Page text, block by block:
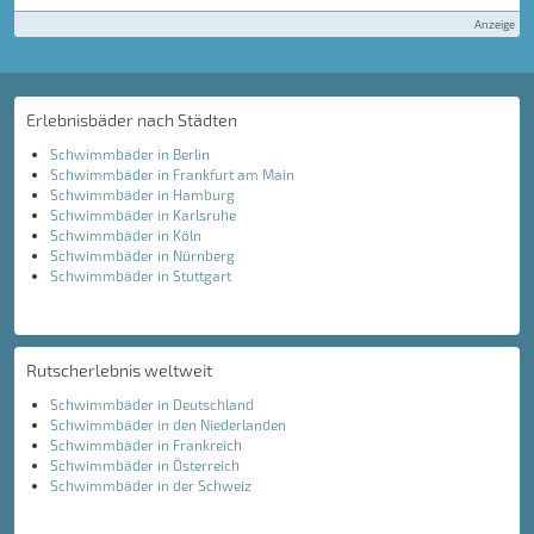
Anzeige
Erlebnisbäder nach Städten
Schwimmbäder in Berlin
Schwimmbäder in Frankfurt am Main
Schwimmbäder in Hamburg
Schwimmbäder in Karlsruhe
Schwimmbäder in Köln
Schwimmbäder in Nürnberg
Schwimmbäder in Stuttgart
Rutscherlebnis weltweit
Schwimmbäder in Deutschland
Schwimmbäder in den Niederlanden
Schwimmbäder in Frankreich
Schwimmbäder in Österreich
Schwimmbäder in der Schweiz